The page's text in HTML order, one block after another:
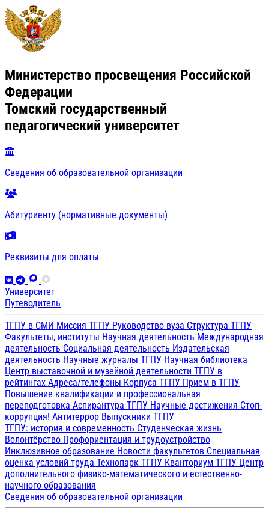
Министерство просвещения Российской
Федерации
Томский государственный
педагогический университет
Сведения об образовательной организации
Абитуриенту (нормативные документы)
Реквизиты для оплаты
Университет
Путеводитель
ТГПУ в СМИ Миссия ТГПУ Руководство вуза Структура ТГПУ
Факультеты, институты Научная деятельность Международная
деятельность Социальная деятельность Издательская
деятельность Научные журналы ТГПУ Научная библиотека
Центр выставочной и музейной деятельности ТГПУ в
рейтингах Адреса/телефоны Корпуса ТГПУ Прием в ТГПУ
Повышение квалификации и профессиональная
переподготовка Аспирантура ТГПУ Научные достижения Стоп-
коррупция! Антитеррор Выпускники ТГПУ
ТГПУ: история и современность Студенческая жизнь
Волонтёрство Профориентация и трудоустройство
Инклюзивное образование Новости факультетов Специальная
оценка условий труда Технопарк ТГПУ Кванториум ТГПУ Центр
дополнительного физико-математического и естественно-
научного образования
Сведения об образовательной организации